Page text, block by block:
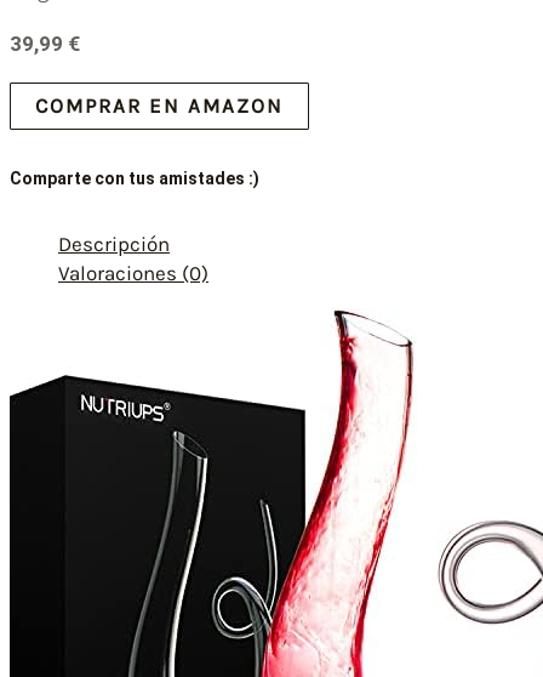
39,99 €
COMPRAR EN AMAZON
Comparte con tus amistades :)
Descripción
Valoraciones (0)